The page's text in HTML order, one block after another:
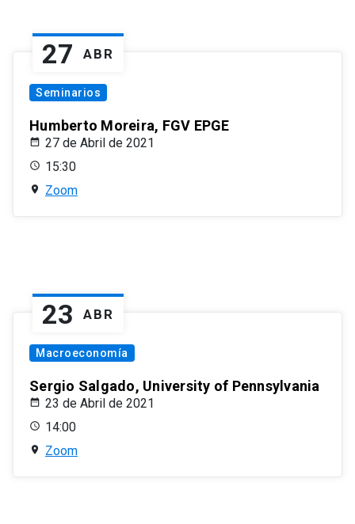
27 ABR
Seminarios
Humberto Moreira, FGV EPGE
27 de Abril de 2021
15:30
Zoom
23 ABR
Macroeconomía
Sergio Salgado, University of Pennsylvania
23 de Abril de 2021
14:00
Zoom